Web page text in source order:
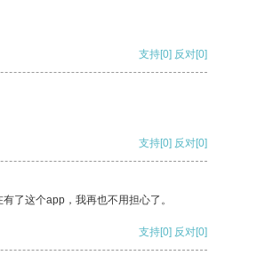
支持[0] 反对[0]
支持[0] 反对[0]
了这个app，我再也不用担心了。
支持[0] 反对[0]